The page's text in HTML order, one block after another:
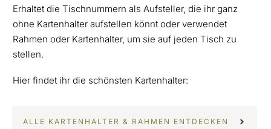
Erhaltet die Tischnummern als Aufsteller, die ihr ganz
ohne Kartenhalter aufstellen könnt oder verwendet
Rahmen oder Kartenhalter, um sie auf jeden Tisch zu
stellen.
Hier findet ihr die schönsten Kartenhalter:
ALLE KARTENHALTER & RAHMEN ENTDECKEN